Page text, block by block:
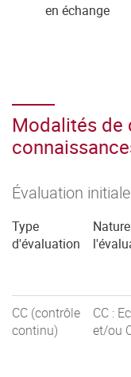
en échange
Modalités de
Évaluation
Type
d'évaluation
CC (contrôle
continu)
CC :
et/ou